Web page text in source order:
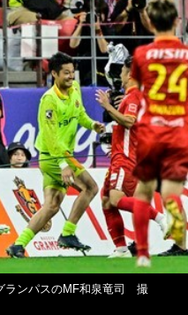
ランパスのMF和泉竜司 撮